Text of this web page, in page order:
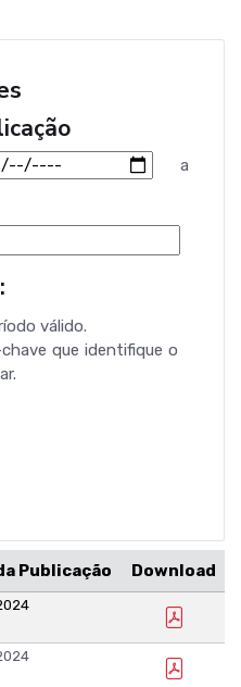
a
válido.
que identifique o
Publicação Download